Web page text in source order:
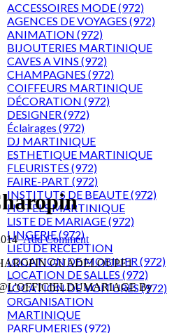
ACCESSOIRES MODE (972)
AGENCES DE VOYAGES (972)
ANIMATION (972)
BIJOUTERIES MARTINIQUE
CAVES A VINS (972)
CHAMPAGNES (972)
COIFFEURS MARTINIQUE
DÉCORATION (972)
DESIGNER (972)
Éclairages (972)
DJ MARTINIQUE
ESTHETIQUE MARTINIQUE
FLEURISTES (972)
FAIRE-PART (972)
INSTITUTS DE BEAUTE (972)
HOTELS MARTINIQUE
LISTE DE MARIAGE (972)
LINGERIE (972)
LIEU DE RECEPTION
LOCATION DE MOBILIER (972)
LOCATION DE SALLES (972)
LOCATION DE VOITURES (972)
ORGANISATION
MARTINIQUE
PARFUMERIES (972)
Add Comment
By